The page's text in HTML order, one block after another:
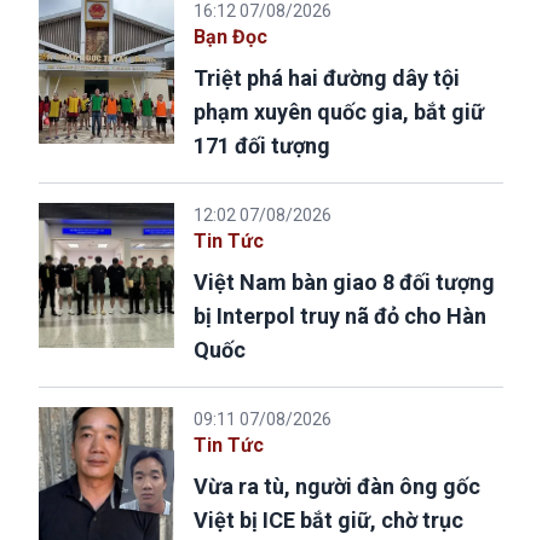
16:12 07/08/2026
Bạn Đọc
Triệt phá hai đường dây tội
phạm xuyên quốc gia, bắt giữ
171 đối tượng
12:02 07/08/2026
Tin Tức
Việt Nam bàn giao 8 đối tượng
bị Interpol truy nã đỏ cho Hàn
Quốc
09:11 07/08/2026
Tin Tức
Vừa ra tù, người đàn ông gốc
Việt bị ICE bắt giữ, chờ trục